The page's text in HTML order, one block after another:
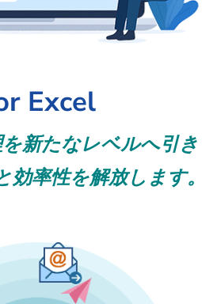
Excel
新たなレベルへ引き
効率性を解放します。